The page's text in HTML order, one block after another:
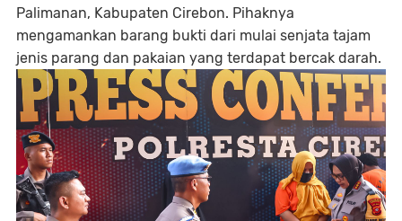
Palimanan, Kabupaten Cirebon. Pihaknya
mengamankan barang bukti dari mulai senjata tajam
jenis parang dan pakaian yang terdapat bercak darah.